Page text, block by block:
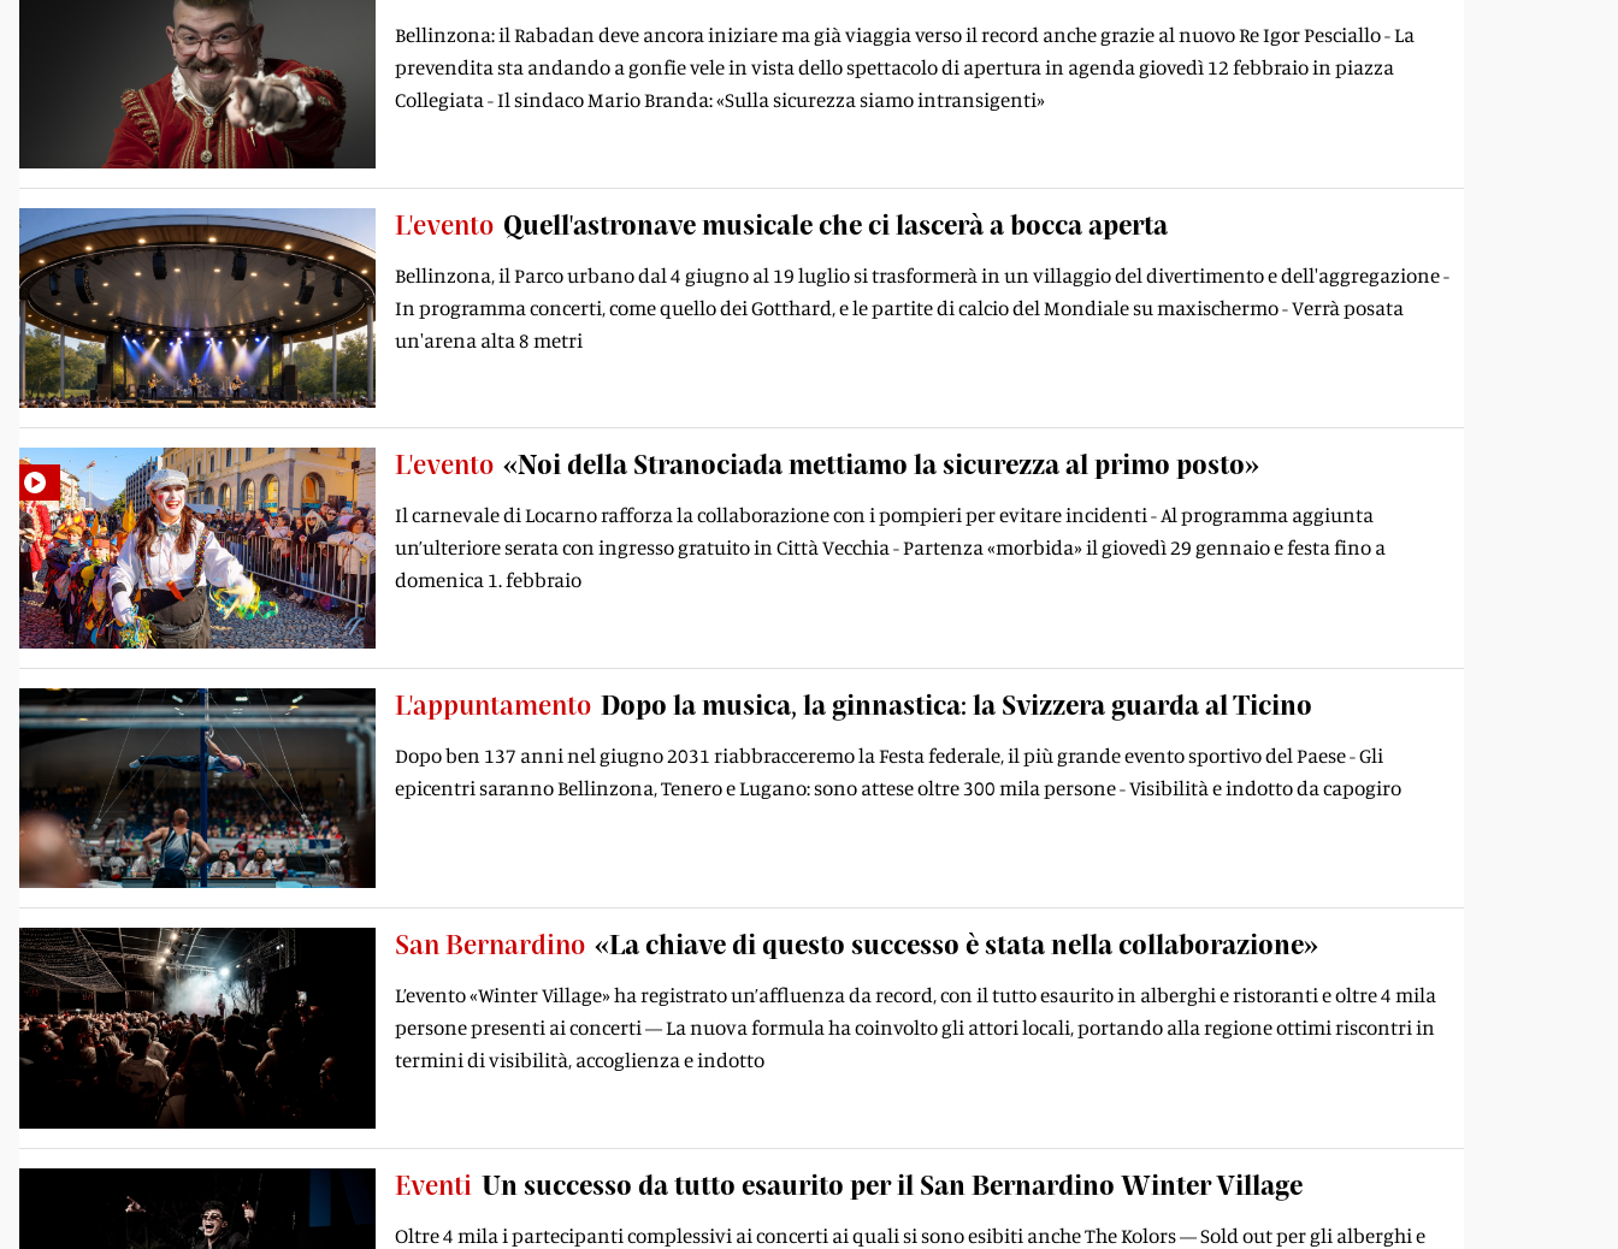
Bellinzona: il Rabadan deve ancora iniziare ma già viaggia verso il record anche grazie al nuovo Re Igor Pesciallo - La
prevendita sta andando a gonfie vele in vista dello spettacolo di apertura in agenda giovedì 12 febbraio in piazza
Collegiata - Il sindaco Mario Branda: «Sulla sicurezza siamo intransigenti»
L'evento Quell'astronave musicale che ci lascerà a bocca aperta
Bellinzona, il Parco urbano dal 4 giugno al 19 luglio si trasformerà in un villaggio del divertimento e dell'aggregazione -
In programma concerti, come quello dei Gotthard, e le partite di calcio del Mondiale su maxischermo - Verrà posata
un'arena alta 8 metri
L'evento «Noi della Stranociada mettiamo la sicurezza al primo posto»
Il carnevale di Locarno rafforza la collaborazione con i pompieri per evitare incidenti - Al programma aggiunta
un’ulteriore serata con ingresso gratuito in Città Vecchia - Partenza «morbida» il giovedì 29 gennaio e festa fino a
domenica 1. febbraio
L'appuntamento Dopo la musica, la ginnastica: la Svizzera guarda al Ticino
Dopo ben 137 anni nel giugno 2031 riabbracceremo la Festa federale, il più grande evento sportivo del Paese - Gli
epicentri saranno Bellinzona, Tenero e Lugano: sono attese oltre 300 mila persone - Visibilità e indotto da capogiro
San Bernardino «La chiave di questo successo è stata nella collaborazione»
L’evento «Winter Village» ha registrato un’affluenza da record, con il tutto esaurito in alberghi e ristoranti e oltre 4 mila
persone presenti ai concerti — La nuova formula ha coinvolto gli attori locali, portando alla regione ottimi riscontri in
termini di visibilità, accoglienza e indotto
Eventi Un successo da tutto esaurito per il San Bernardino Winter Village
Oltre 4 mila i partecipanti complessivi ai concerti ai quali si sono esibiti anche The Kolors — Sold out per gli alberghi e